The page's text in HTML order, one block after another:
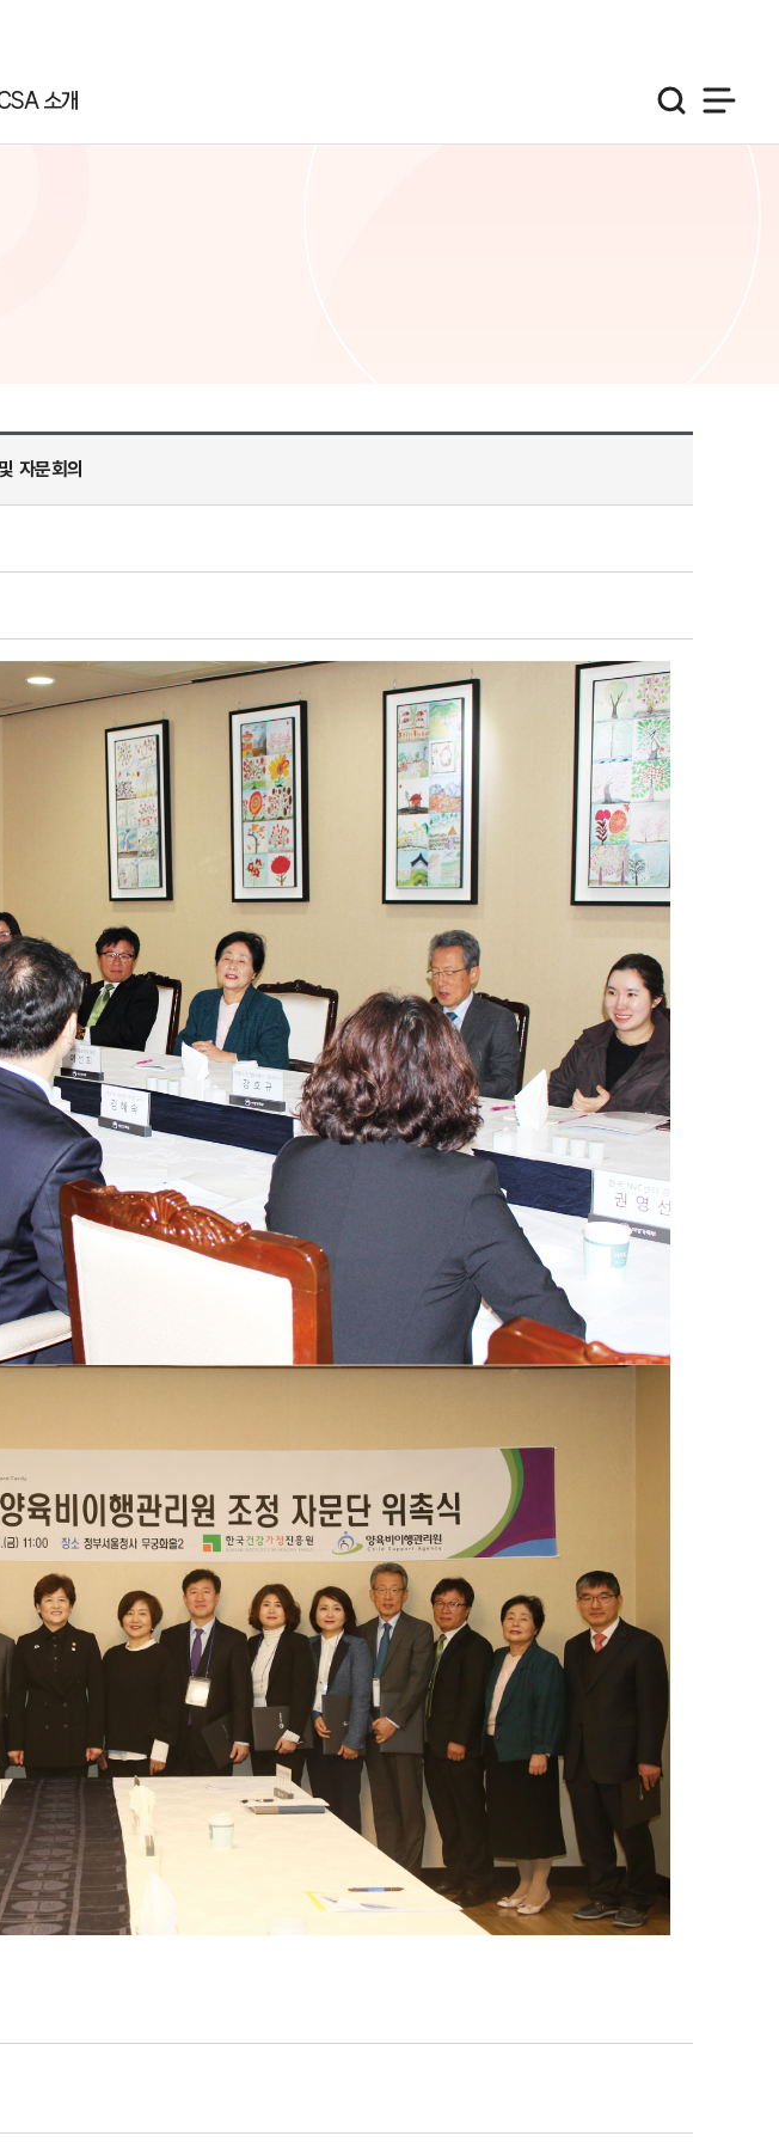
소개
검색
사이트맵
자문회의